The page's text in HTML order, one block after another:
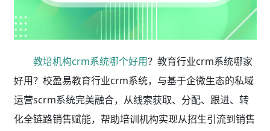
教培机构crm系统哪个好用？教育行业crm系统哪家
好用？校盈易教育行业crm系统，与基于企微生态的私域
运营scrm系统完美融合，从线索获取、分配、跟进、转
化全链路销售赋能，帮助培训机构实现从招生引流到销售